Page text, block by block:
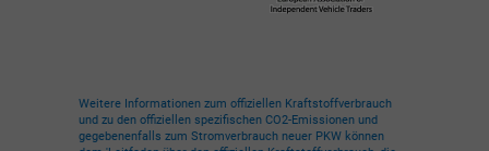
Weitere Informationen zum offiziellen Kraftstoffverbrauch
und zu den offiziellen spezifischen CO2-Emissionen und
gegebenenfalls zum Stromverbrauch neuer PKW können